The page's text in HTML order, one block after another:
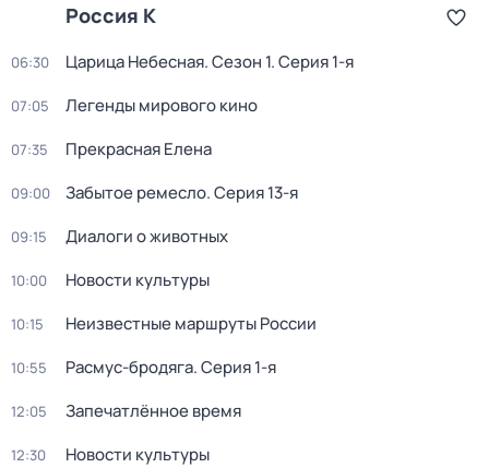
Россия К
06:30 Царица Небесная. Сезон 1. Серия 1-я
07:05 Легенды мирового кино
07:35 Прекрасная Елена
09:00 Забытое ремесло. Серия 13-я
09:15 Диалоги о животных
10:00 Новости культуры
10:15 Неизвестные маршруты России
10:55 Расмус-бродяга. Серия 1-я
12:05 Запечатлённое время
12:30 Новости культуры